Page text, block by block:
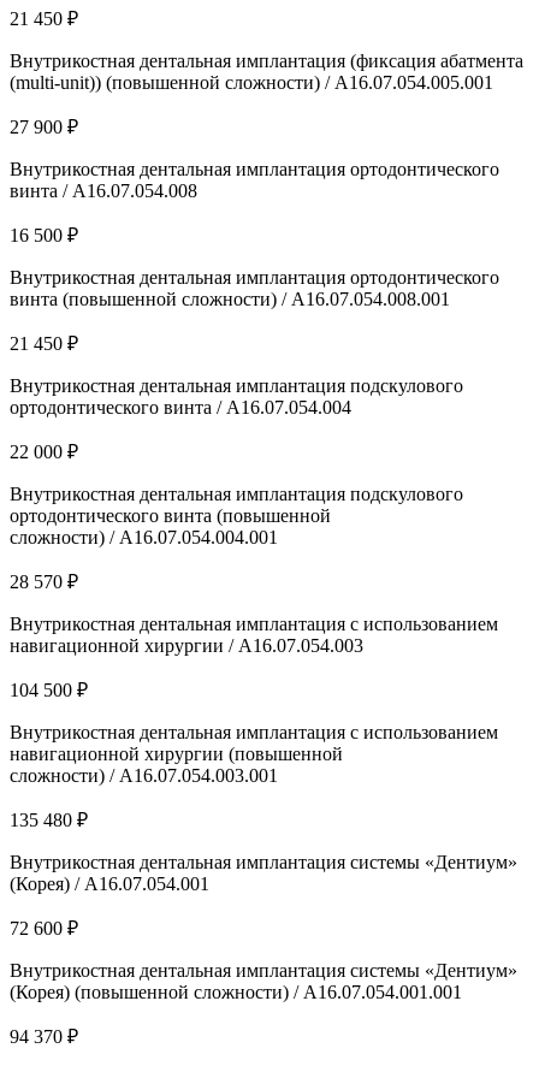
21 450 ₽
Внутрикостная дентальная имплантация (фиксация абатмента
(multi-unit)) (повышенной сложности) / А16.07.054.005.001
27 900 ₽
Внутрикостная дентальная имплантация ортодонтического
винта / А16.07.054.008
16 500 ₽
Внутрикостная дентальная имплантация ортодонтического
винта (повышенной сложности) / А16.07.054.008.001
21 450 ₽
Внутрикостная дентальная имплантация подскулового
ортодонтического винта / А16.07.054.004
22 000 ₽
Внутрикостная дентальная имплантация подскулового
ортодонтического винта (повышенной
сложности) / А16.07.054.004.001
28 570 ₽
Внутрикостная дентальная имплантация с использованием
навигационной хирургии / А16.07.054.003
104 500 ₽
Внутрикостная дентальная имплантация с использованием
навигационной хирургии (повышенной
сложности) / А16.07.054.003.001
135 480 ₽
Внутрикостная дентальная имплантация системы «Дентиум»
(Корея) / А16.07.054.001
72 600 ₽
Внутрикостная дентальная имплантация системы «Дентиум»
(Корея) (повышенной сложности) / А16.07.054.001.001
94 370 ₽